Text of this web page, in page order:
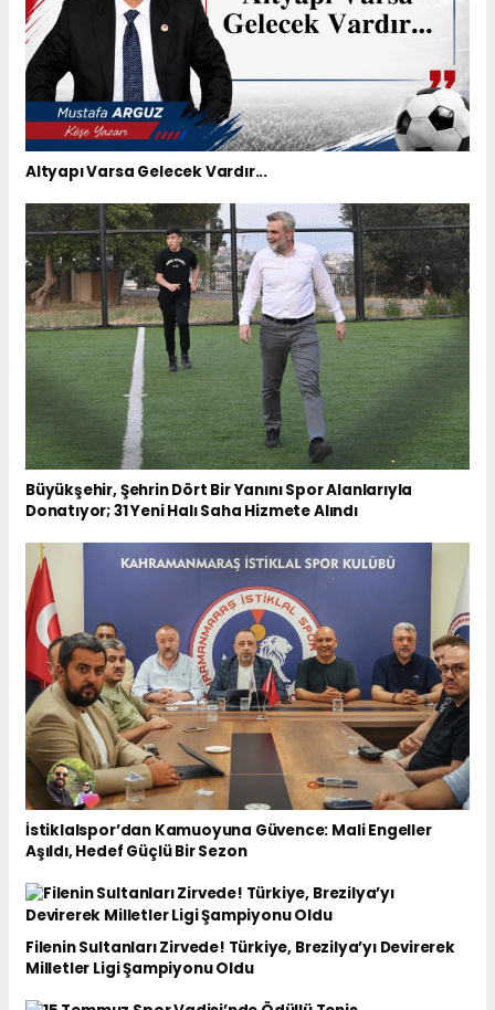
Altyapı Varsa Gelecek Vardır...
Büyükşehir, Şehrin Dört Bir Yanını Spor Alanlarıyla
Donatıyor; 31 Yeni Halı Saha Hizmete Alındı
İstiklalspor’dan Kamuoyuna Güvence: Mali Engeller
Aşıldı, Hedef Güçlü Bir Sezon
Filenin Sultanları Zirvede! Türkiye, Brezilya’yı Devirerek
Milletler Ligi Şampiyonu Oldu